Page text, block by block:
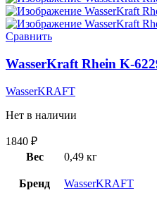
Сравнить
WasserKraft Rhein K-
WasserKRAFT
Нет в наличии
1840 ₽
Вес
0,49 кг
Бренд WasserKRAFT